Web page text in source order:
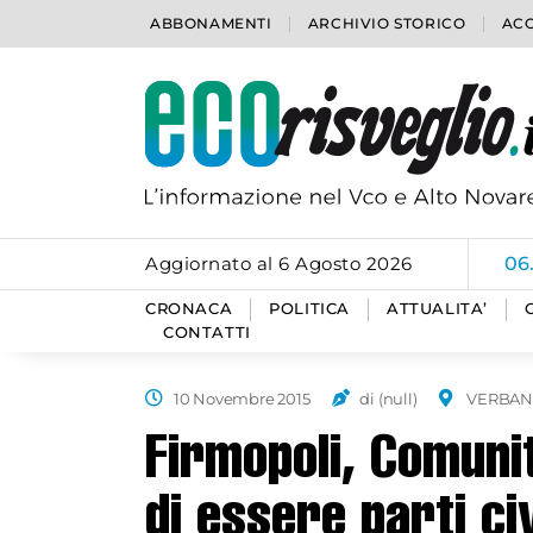
ABBONAMENTI ARCHIVIO STORICO
Aggiornato al 6 Agosto 2026
CRONACA POLITICA ATTUALITA’
CONTATTI
10 Novembre 2015 di (null)
Firmopoli,